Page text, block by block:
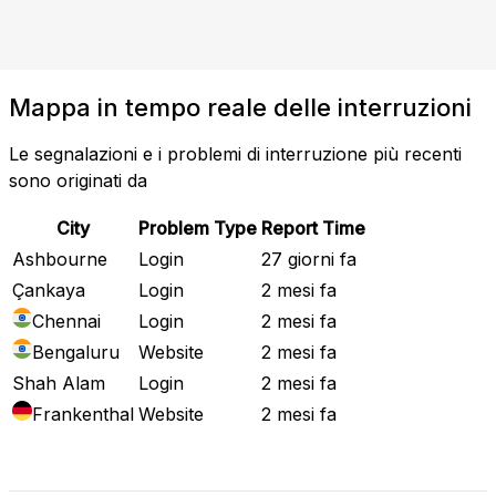
Mappa in tempo reale delle interruzioni
Le segnalazioni e i problemi di interruzione più recenti
sono originati da
City Problem Type Report Time
Ashbourne
Login
27 giorni fa
Çankaya
Login
2 mesi fa
Chennai
Login
2 mesi fa
Bengaluru
Website
2 mesi fa
Shah Alam
Login
2 mesi fa
Frankenthal Website
2 mesi fa